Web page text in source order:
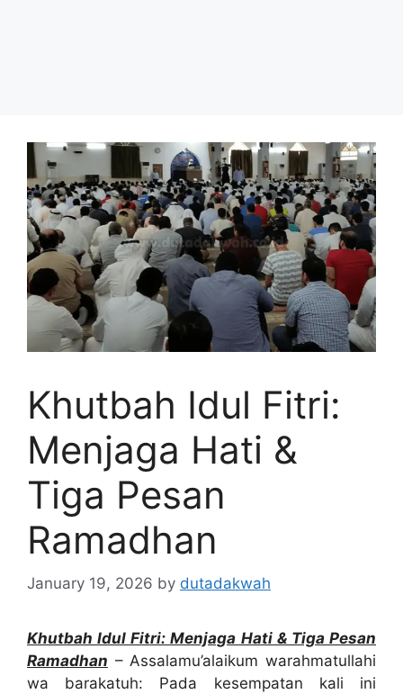
Khutbah Idul Fitri:
Menjaga Hati &
Tiga Pesan
Ramadhan
January 19, 2026 by dutadakwah
Khutbah Idul Fitri: Menjaga Hati & Tiga Pesan
Ramadhan – Assalamu’alaikum warahmatullahi
wa barakatuh: Pada kesempatan kali ini